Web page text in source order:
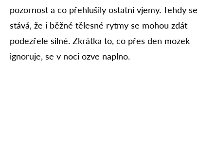
pozornost a co přehlušily ostatní vjemy. Tehdy se
stává, že i běžné tělesné rytmy se mohou zdát
podezřele silné. Zkrátka to, co přes den mozek
ignoruje, se v noci ozve naplno.